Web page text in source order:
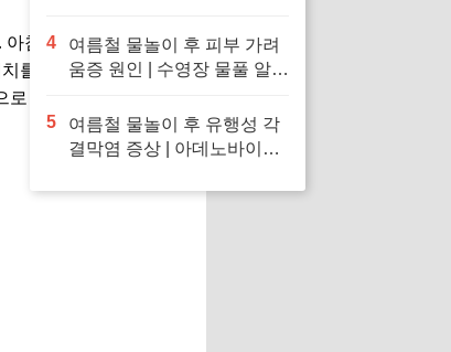
침에 일어나 가볍게
를 활용해 걸음 수를
점차 늘려가는 것이
퇴치 응급처치 수칙
4
여름철 물놀이 후 피부 가려
움증 원인 | 수영장 물풀 알레
급처치 수칙
5
여름철 물놀이 후 유행성 각
결막염 증상 | 아데노바이러
눈 충혈 응급처치 수칙